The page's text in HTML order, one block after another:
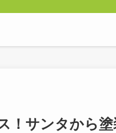
！サンタから